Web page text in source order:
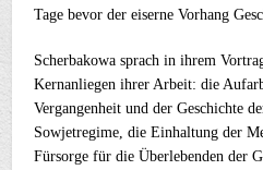
Tage bevor der eiserne Vorhang
Scherbakowa sprach in ihrem
Kernanliegen ihrer Arbeit: die
Vergangenheit und der Geschichte
Sowjetregime, die Einhaltung der
Fürsorge für die Überlebenden der